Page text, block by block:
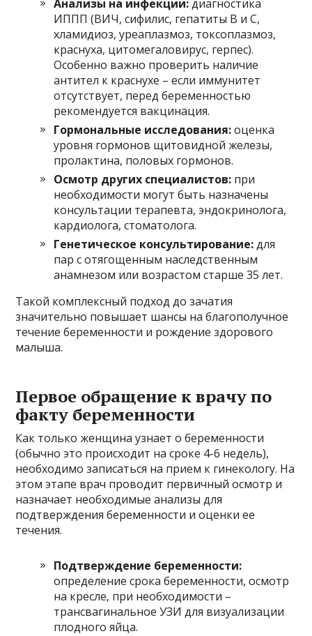
Анализы на инфекции:диагностика
ИППП (ВИЧ, сифилис, гепатиты В и С,
хламидиоз, уреаплазмоз, токсоплазмоз,
краснуха, цитомегаловирус, герпес).
Особенно важно проверить наличие
антител к краснухе – если иммунитет
отсутствует, перед беременностью
рекомендуется вакцинация.
Гормональные исследования:оценка
уровня гормонов щитовидной железы,
пролактина, половых гормонов.
Осмотр других специалистов: при
необходимости могут быть назначены
консультации терапевта, эндокринолога,
кардиолога, стоматолога.
Генетическое консультирование:для
пар с отягощенным наследственным
анамнезом или возрастом старше 35 лет.
Такой комплексный подход до зачатия
значительно повышает шансы на благополучное
течение беременности и рождение здорового
малыша.
Первое обращение к врачу по
факту беременности
Как только женщина узнает о беременности
(обычно это происходит на сроке 4-6 недель),
необходимо записаться на прием к гинекологу. На
этом этапе врач проводит первичный осмотр и
назначает необходимые анализы для
подтверждения беременности и оценки ее
течения.
Подтверждение беременности:
определение срока беременности, осмотр
на кресле, при необходимости –
трансвагинальное УЗИ для визуализации
плодного яйца.